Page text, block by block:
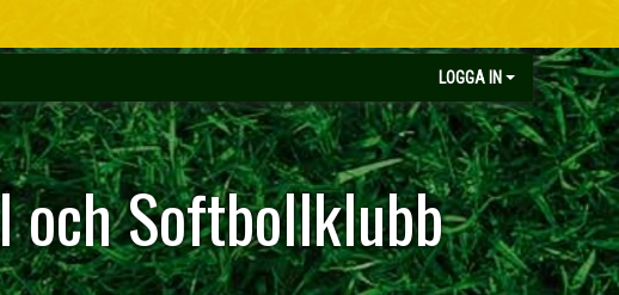
LOGGA IN
och Softbollklubb